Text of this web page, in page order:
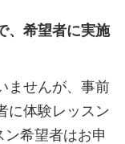
、希望者に実施
ませんが、事前
に体験レッスン
希望者はお申